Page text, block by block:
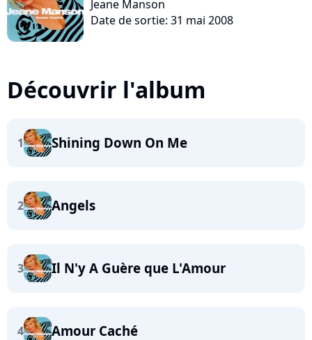
Jeane Manson
Date de sortie: 31 mai 2008
Découvrir l'album
1 Shining Down On Me
2 Angels
3 Il N'y A Guère que L'Amour
4 Amour Caché